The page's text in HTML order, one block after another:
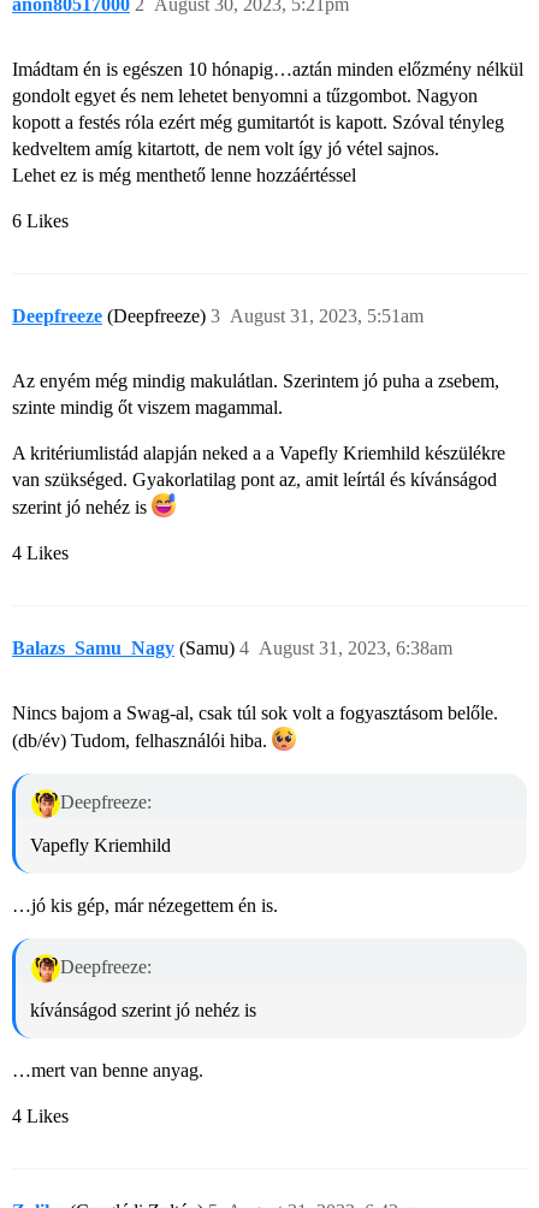
anon80517000 August 30, 2023, 5:21pm
2
Imádtam én is egészen 10 hónapig…aztán minden előzmény nélkül
gondolt egyet és nem lehetet benyomni a tűzgombot. Nagyon
kopott a festés róla ezért még gumitartót is kapott. Szóval tényleg
kedveltem amíg kitartott, de nem volt így jó vétel sajnos.
Lehet ez is még menthető lenne hozzáértéssel
6 Likes
Deepfreeze (Deepfreeze) August 31, 2023, 5:51am
3
Az enyém még mindig makulátlan. Szerintem jó puha a zsebem,
szinte mindig őt viszem magammal.
A kritériumlistád alapján neked a a Vapefly Kriemhild készülékre
van szükséged. Gyakorlatilag pont az, amit leírtál és kívánságod
szerint jó nehéz is
4 Likes
Balazs_Samu_Nagy (Samu) August 31, 2023, 6:38am
4
Nincs bajom a Swag-al, csak túl sok volt a fogyasztásom belőle.
(db/év) Tudom, felhasználói hiba.
Deepfreeze:
Vapefly Kriemhild
…jó kis gép, már nézegettem én is.
Deepfreeze:
kívánságod szerint jó nehéz is
…mert van benne anyag.
4 Likes